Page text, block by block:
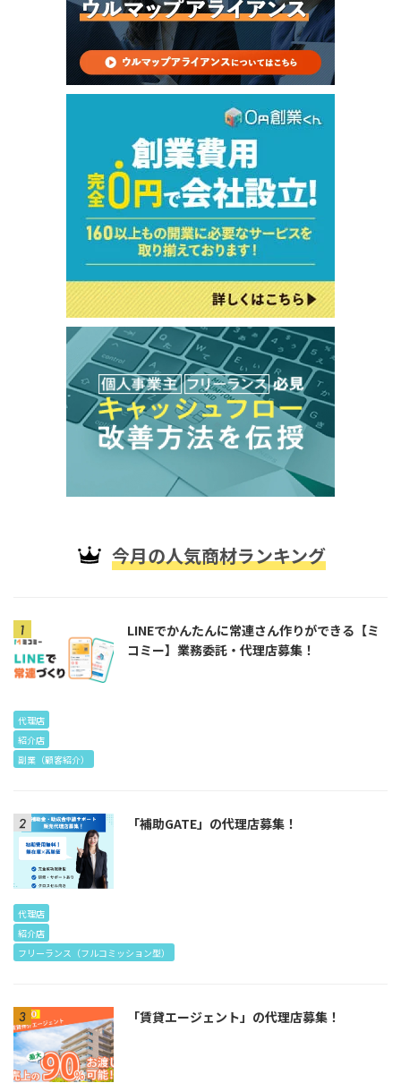
今月の人気商材ランキング
LINEでかんたんに常連さん作りができる【ミ
コミー】業務委託・代理店募集！
代理店
紹介店
副業（顧客紹介）
「補助GATE」の代理店募集！
代理店
紹介店
フリーランス（フルコミッション型）
「賃貸エージェント」の代理店募集！